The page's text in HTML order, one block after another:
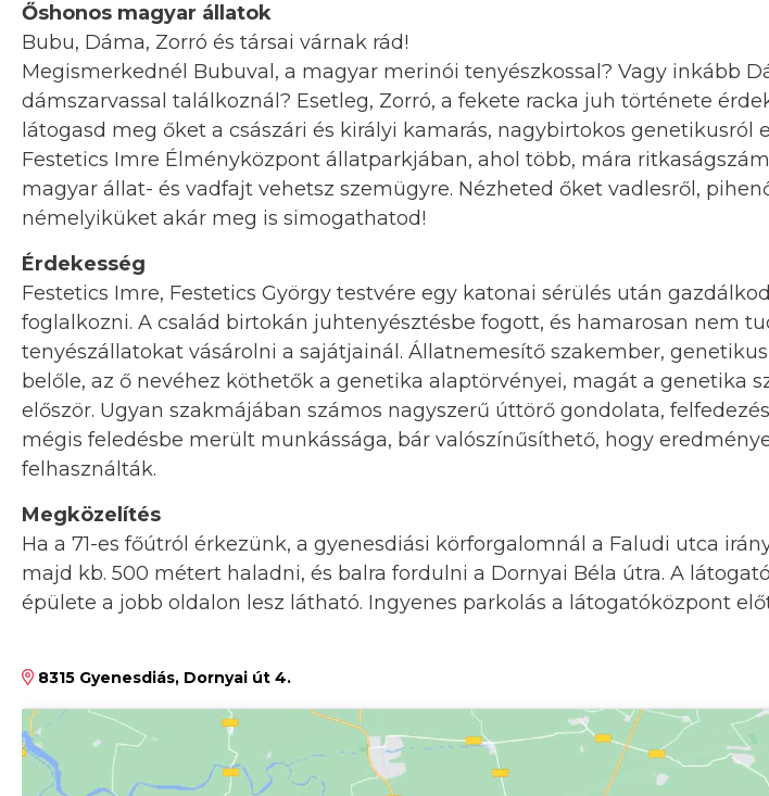
Őshonos magyar állatok
Bubu, Dáma, Zorró és társai várnak rád!
Megismerkednél Bubuval, a magyar merinói tenyészkossal? Vagy inkább
dámszarvassal találkoznál? Esetleg, Zorró, a fekete racka juh története
látogasd meg őket a császári és királyi kamarás, nagybirtokos genetikusról
Festetics Imre Élményközpont állatparkjában, ahol több, mára
magyar állat- és vadfajt vehetsz szemügyre. Nézheted őket vadlesről,
némelyiküket akár meg is simogathatod!
Érdekesség
Festetics Imre, Festetics György testvére egy katonai sérülés után
foglalkozni. A család birtokán juhtenyésztésbe fogott, és hamarosan nem
tenyészállatokat vásárolni a sajátjainál. Állatnemesítő szakember,
belőle, az ő nevéhez köthetők a genetika alaptörvényei, magát a genetika
először. Ugyan szakmájában számos nagyszerű úttörő gondolata,
mégis feledésbe merült munkássága, bár valószínűsíthető, hogy
felhasználták.
Megközelítés
Ha a 71-es főútról érkezünk, a gyenesdiási körforgalomnál a Faludi utca
majd kb. 500 métert haladni, és balra fordulni a Dornyai Béla útra. A
épülete a jobb oldalon lesz látható. Ingyenes parkolás a látogatóközpont
8315 Gyenesdiás, Dornyai út 4.